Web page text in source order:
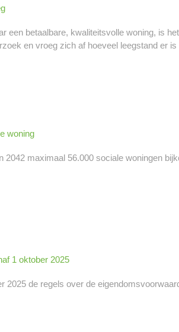
een betaalbare, kwaliteitsvolle woning, is
en vroeg zich af hoeveel leegstand er is
woning
2042 maximaal 56.000 sociale woningen
1 oktober 2025
2025 de regels over de